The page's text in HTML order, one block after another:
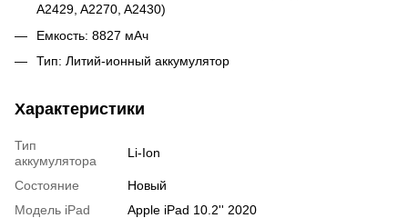
A2429, A2270, A2430)
Емкость: 8827 мАч
Тип: Литий-ионный аккумулятор
Характеристики
Тип
аккумулятора
Li-Ion
Состояние
Новый
Модель iPad
Apple iPad 10.2'' 2020